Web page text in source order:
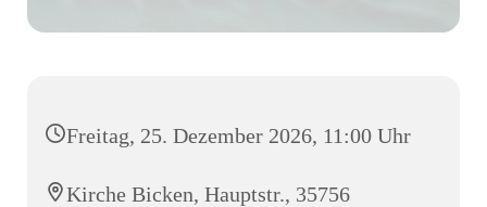
Freitag, 25. Dezember 2026, 11:00 Uhr
Kirche Bicken, Hauptstr., 35756